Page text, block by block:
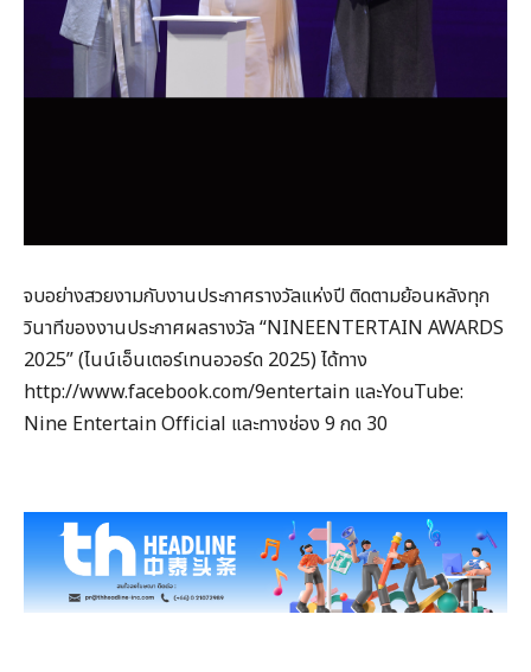
จบอย่างสวยงามกับงานประกาศรางวัลแห่งปี ติดตามย้อนหลังทุก
วินาทีของงานประกาศผลรางวัล “NINEENTERTAIN AWARDS
2025” (ไนน์เอ็นเตอร์เทนอวอร์ด 2025) ได้ทาง
http://www.facebook.com/9entertain และYouTube:
Nine Entertain Official และทางช่อง 9 กด 30